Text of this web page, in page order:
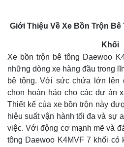
Giới Thiệu Về Xe Bồn Trộn Bê
Khối
Xe bồn trộn bê tông Daewoo
những dòng xe hàng đầu trong
bê tông. Với sức chứa lớn lên
chọn hoàn hảo cho các dự án
Thiết kế của xe bồn trộn này
hiệu suất vận hành tối đa và sự
việc. Với động cơ mạnh mẽ và
tông Daewoo K4MVF 7 khối có